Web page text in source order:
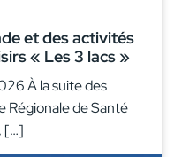
et des activités
« Les 3 lacs »
À la suite des
Régionale de Santé
[…]